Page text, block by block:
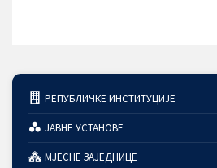
РЕПУБЛИЧКЕ ИНСТИТУЦИЈЕ
ЈАВНЕ УСТАНОВЕ
МЈЕСНЕ ЗАЈЕДНИЦЕ